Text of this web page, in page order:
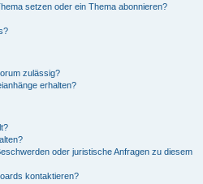
setzen oder ein Thema abonnieren?
zulässig?
erhalten?
oder juristische Anfragen zu diesem
kontaktieren?